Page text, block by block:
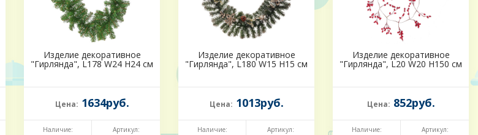
Изделие декоративное
"Гирлянда", L178 W24 H24 см
Цена: 1634руб.
Наличие: Артикул:
Изделие декоративное
"Гирлянда", L180 W15 H15 см
Цена: 1013руб.
Наличие: Артикул:
Изделие декоративное
"Гирлянда", L20 W20 H150 см
Цена: 852руб.
Наличие: Артикул: